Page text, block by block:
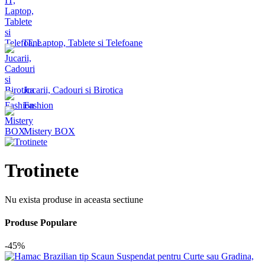
IT, Laptop, Tablete si Telefoane
Jucarii, Cadouri si Birotica
Fashion
Mistery BOX
Trotinete
Nu exista produse in aceasta sectiune
Produse Populare
-45%